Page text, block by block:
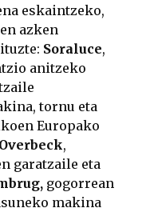
eskaintzeko,
azken
Soraluce,
anitzeko
tornu eta
Europako
Overbeck,
garatzaile eta
gogorrean
makina